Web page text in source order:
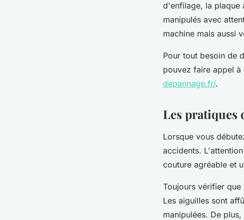
d'enfilage, la plaque
manipulés avec
machine mais aussi
Pour tout besoin de
pouvez faire appel
depannage.fr/.
Les pratiques
Lorsque vous
accidents.
couture agréable et
Toujours vérifier
Les aiguilles sont
manipulées. De